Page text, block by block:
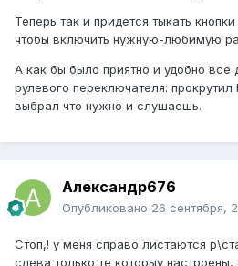
Теперь так и придется тыкать
чтобы включить нужную-любимую
А как бы было приятно и удобно все
рулевого переключателя: прокрутил
выбрал что нужно и слушаешь.
Александр676
Опубликовано 26 сентября,
Стоп,! у меня справо листаются
слева только те которыу